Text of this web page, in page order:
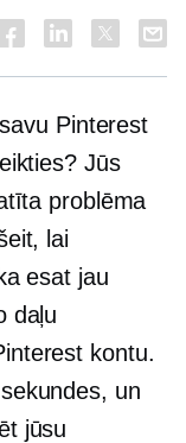
Pinterest
Jūs
problēma
lai
esat jau
daļu
kontu.
un
jūsu